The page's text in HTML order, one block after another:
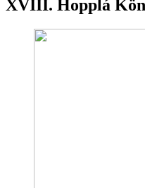
XVIII. Hopplá